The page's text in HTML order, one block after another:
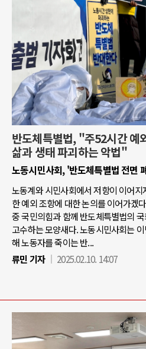
반도체특별법, "주52시간 예
삶과 생태 파괴하는 악법"
노동시민사회, '반도체특별법 전면
노동계와 시민사회에서 저항이 이어
한 예외 조항에 대한 논의를 이어가겠
중 국민의힘과 함께 반도체특별법의
고수하는 모양새다. 노동시민사회는
해 노동자를 죽이는 반...
류민 기자
2025.02.10. 14:07